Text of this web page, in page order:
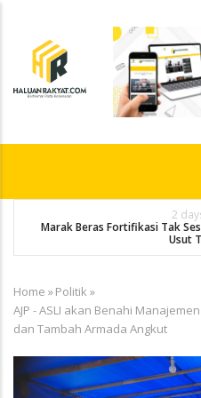
content
2
Marak Beras Fortifikasi Tak
Usut
Breadcrumb
Home »Politik »
AJP - ASLI akan Benahi
dan Tambah Armada Angkut